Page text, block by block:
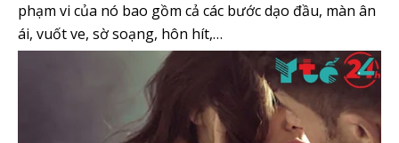
phạm vi của nó bao gồm cả các bước dạo đầu, màn ân
ái, vuốt ve, sờ soạng, hôn hít,…